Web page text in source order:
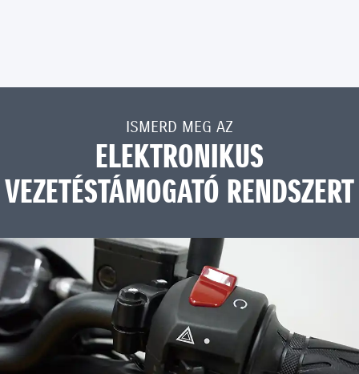
ISMERD MEG AZ
ELEKTRONIKUS
VEZETÉSTÁMOGATÓ RENDSZERT